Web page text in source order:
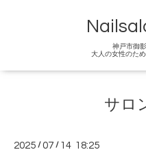
神戸市御
大人の女性のた
サロ
2025 /07 / 14 18:25